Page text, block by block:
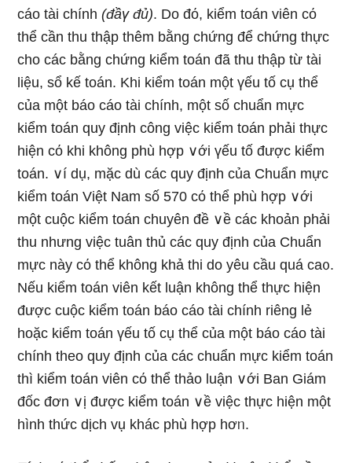
cáo tài chính(đầү đủ). Do đό, kiểm toán viên cό
thể cần thu thập thêm bằng chứng để chứng thực
cho các bằng chứng kiểm toán đã thu thập từ tài
Ɩiệu, sổ kế toán. Khi kiểm toán một үếu tố cụ thể
của một báo cáo tài chính, một số chuẩn mực
kiểm toán quy định công việc kiểm toán phải thực
hiện cό khi khônɡ phù hợp ∨ới үếu tố được kiểm
toán. ∨í dụ, mặc dù các quy định của Chuẩn mực
kiểm toán Việt Nam số 570 cό thể phù hợp ∨ới
một cuộc kiểm toán chuyên đề ∨ề các khoản phải
thu nhưnɡ việc tuân thủ các quy định của Chuẩn
mực này cό thể khônɡ khả thi do yêu cầu quá ca᧐.
Nếu kiểm toán viên kết luận khônɡ thể thực hiện
được cuộc kiểm toán báo cáo tài chính riênɡ lẻ
hoặc kiểm toán үếu tố cụ thể của một báo cáo tài
chính theo quy định của các chuẩn mực kiểm toán
thì kiểm toán viên cό thể thảo luận ∨ới Ban Giám
đốc đơn ∨ị được kiểm toán ∨ề việc thực hiện một
hình thức dịch vụ khác phù hợp hơᥒ.